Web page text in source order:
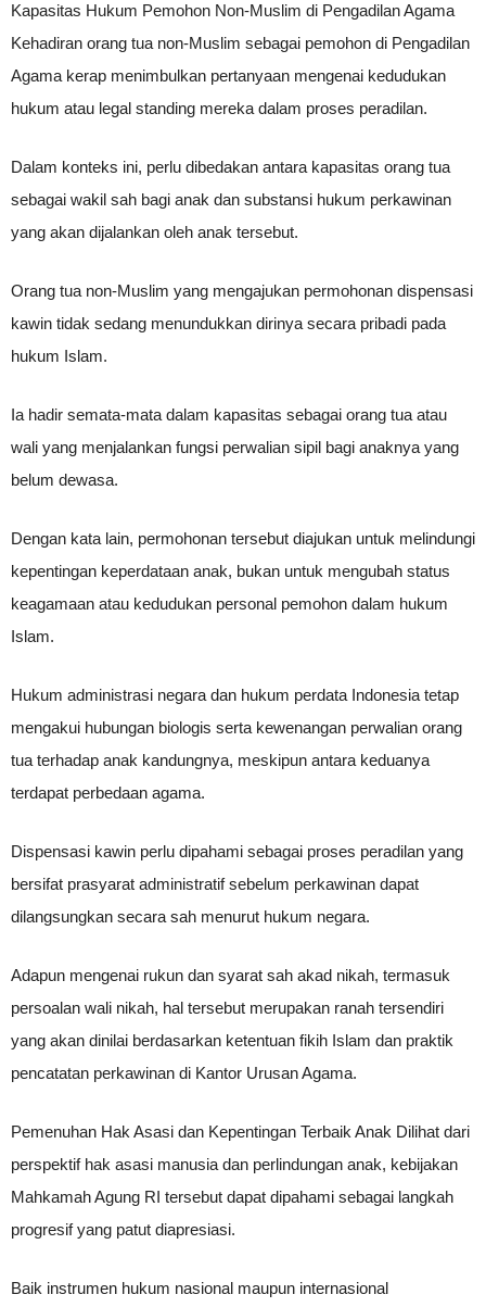
Kapasitas Hukum Pemohon Non-Muslim di Pengadilan Agama
Kehadiran orang tua non-Muslim sebagai pemohon di Pengadilan
Agama kerap menimbulkan pertanyaan mengenai kedudukan
hukum atau legal standing mereka dalam proses peradilan.
Dalam konteks ini, perlu dibedakan antara kapasitas orang tua
sebagai wakil sah bagi anak dan substansi hukum perkawinan
yang akan dijalankan oleh anak tersebut.
Orang tua non-Muslim yang mengajukan permohonan dispensasi
kawin tidak sedang menundukkan dirinya secara pribadi pada
hukum Islam.
Ia hadir semata-mata dalam kapasitas sebagai orang tua atau
wali yang menjalankan fungsi perwalian sipil bagi anaknya yang
belum dewasa.
Dengan kata lain, permohonan tersebut diajukan untuk melindungi
kepentingan keperdataan anak, bukan untuk mengubah status
keagamaan atau kedudukan personal pemohon dalam hukum
Islam.
Hukum administrasi negara dan hukum perdata Indonesia tetap
mengakui hubungan biologis serta kewenangan perwalian orang
tua terhadap anak kandungnya, meskipun antara keduanya
terdapat perbedaan agama.
Dispensasi kawin perlu dipahami sebagai proses peradilan yang
bersifat prasyarat administratif sebelum perkawinan dapat
dilangsungkan secara sah menurut hukum negara.
Adapun mengenai rukun dan syarat sah akad nikah, termasuk
persoalan wali nikah, hal tersebut merupakan ranah tersendiri
yang akan dinilai berdasarkan ketentuan fikih Islam dan praktik
pencatatan perkawinan di Kantor Urusan Agama.
Pemenuhan Hak Asasi dan Kepentingan Terbaik Anak Dilihat dari
perspektif hak asasi manusia dan perlindungan anak, kebijakan
Mahkamah Agung RI tersebut dapat dipahami sebagai langkah
progresif yang patut diapresiasi.
Baik instrumen hukum nasional maupun internasional